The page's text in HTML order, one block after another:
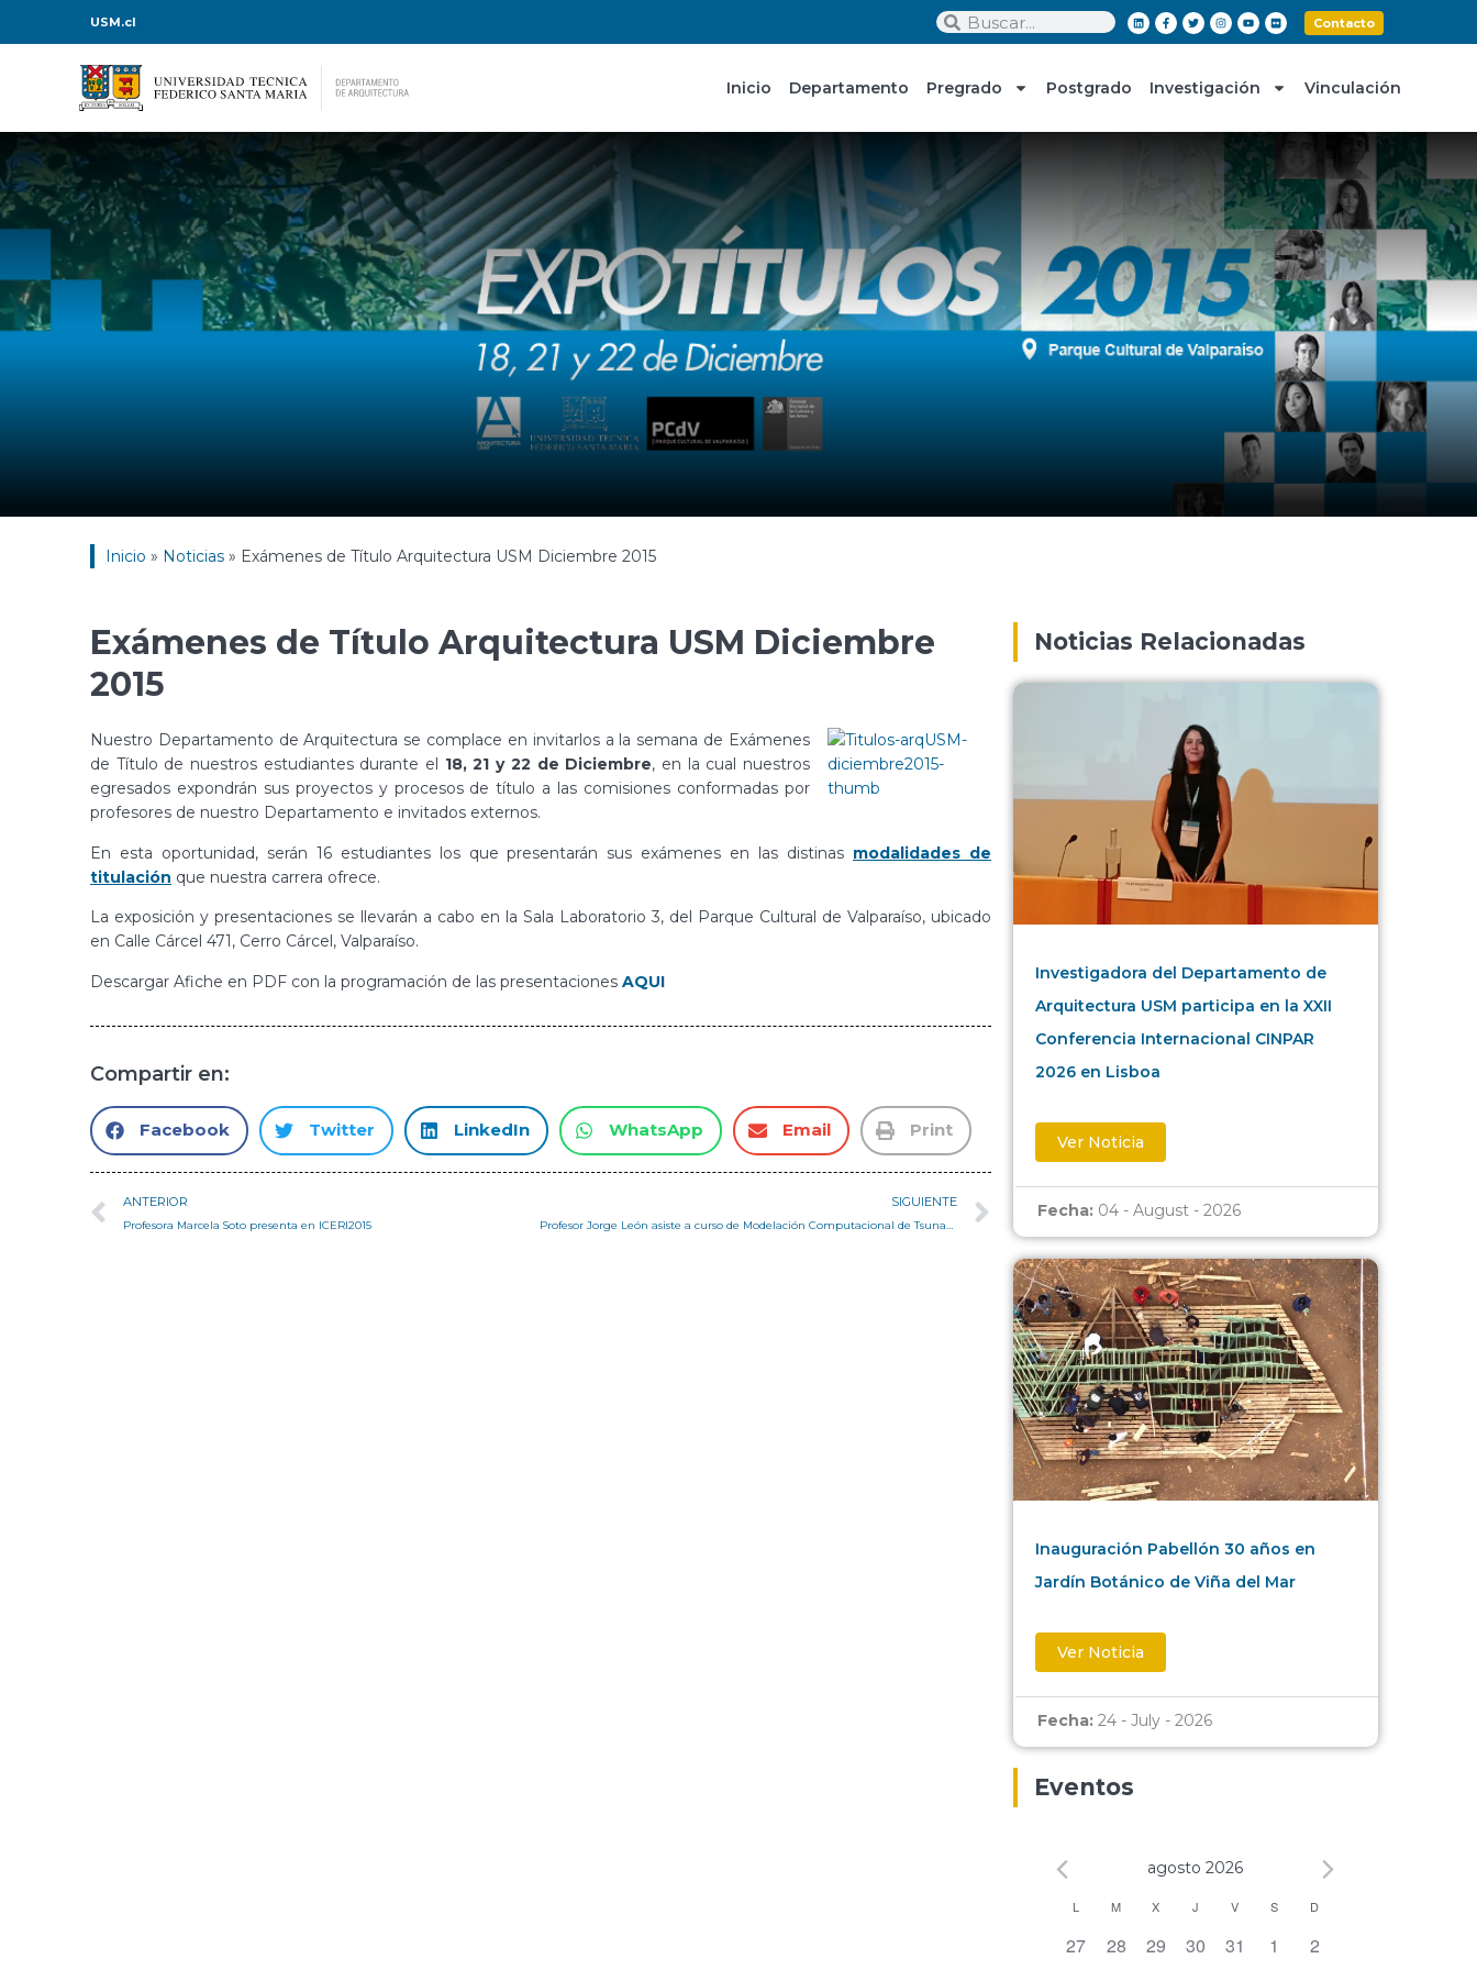
USM.cl Contacto
Inicio Departamento Pregrado Postgrado Investigación Vinculación
Inicio » Noticias » Exámenes de Título Arquitectura USM Diciembre 2015
Exámenes de Título Arquitectura USM Diciembre
2015
Nuestro Departamento de Arquitectura se complace en invitarlos a la semana de Exámenes
de Título de nuestros estudiantes durante el 18, 21 y 22 de Diciembre, en la cual nuestros
egresados expondrán sus proyectos y procesos de título a las comisiones conformadas por
profesores de nuestro Departamento e invitados externos.
En esta oportunidad, serán 16 estudiantes los que presentarán sus exámenes en las distinas modalidades de
titulación que nuestra carrera ofrece.
La exposición y presentaciones se llevarán a cabo en la Sala Laboratorio 3, del Parque Cultural de Valparaíso, ubicado
en Calle Cárcel 471, Cerro Cárcel, Valparaíso.
Descargar Afiche en PDF con la programación de las presentaciones AQUI
Compartir en:
Facebook Twitter LinkedIn WhatsApp Email Print
ANTERIOR
Profesora Marcela Soto presenta en ICERI2015
SIGUIENTE
Noticias Relacionadas
Investigadora del Departamento de
Arquitectura USM participa en la XXII
Conferencia Internacional CINPAR
2026 en Lisboa
Ver Noticia
Fecha: 04 - August - 2026
Inauguración Pabellón 30 años en
Jardín Botánico de Viña del Mar
Ver Noticia
Fecha: 24 - July - 2026
Eventos
agosto 2026
Calendario
de
L M X J V S D
0 eventos,
27 0 eventos,
28 0 eventos,
29 0 eventos,
30 0 eventos,
31 0 eventos,
1 0 eventos,
2